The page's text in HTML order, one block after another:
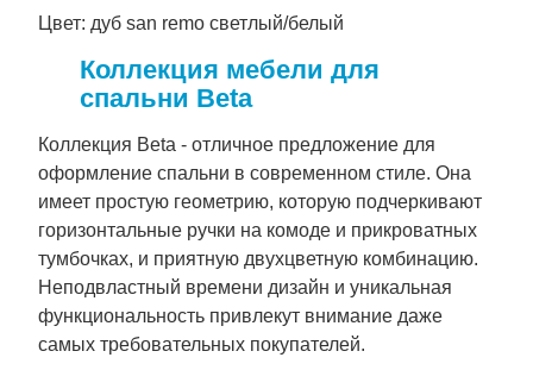
Цвет: дуб san remo светлый/белый
Коллекция мебели для
спальни Beta
Коллекция Beta - отличное предложение для
оформление спальни в современном стиле. Она
имеет простую геометрию, которую подчеркивают
горизонтальные ручки на комоде и прикроватных
тумбочках, и приятную двухцветную комбинацию.
Неподвластный времени дизайн и уникальная
функциональность привлекут внимание даже
самых требовательных покупателей.